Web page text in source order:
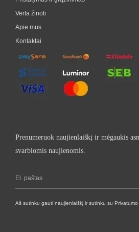
Verta žinoti
Apie mus
Kontaktai
Prenumeruok naujienlaiškį ir mėgaukis
svarbiomis naujienomis.
Aš sutinku gauti naujienlaiškį ir sutinku su Privatumo